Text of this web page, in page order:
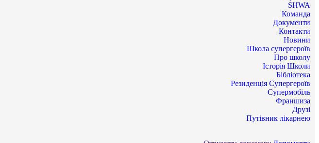
SHWA
Команда
Документи
Контакти
Новини
Школа супергероїв
Про школу
Історія Школи
Бібліотека
Резиденція Супергероїв
Супермобіль
Франшиза
Друзі
Путівник лікарнею